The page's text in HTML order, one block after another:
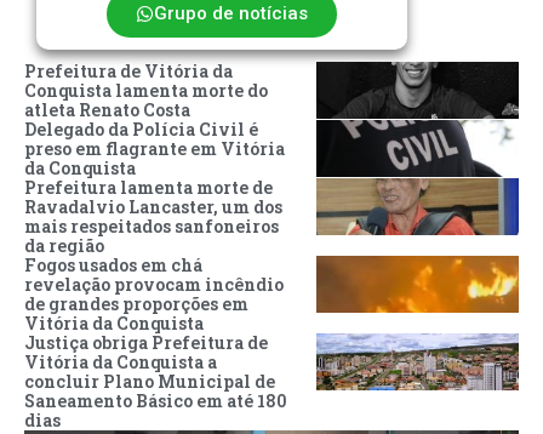
Grupo de notícias
Prefeitura de Vitória da
Conquista lamenta morte do
atleta Renato Costa
Delegado da Polícia Civil é
preso em flagrante em Vitória
da Conquista
Prefeitura lamenta morte de
Ravadalvio Lancaster, um dos
mais respeitados sanfoneiros
da região
Fogos usados em chá
revelação provocam incêndio
de grandes proporções em
Vitória da Conquista
Justiça obriga Prefeitura de
Vitória da Conquista a
concluir Plano Municipal de
Saneamento Básico em até 180
dias